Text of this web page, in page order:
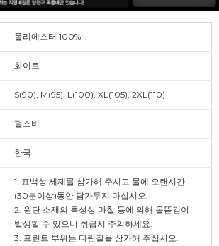
폴리에스터 100%
화이트
S(90), M(95), L(100), XL(105), 2XL(110)
펄스비
한국
1. 표백성 세제를 삼가해 주시고 물에 오랜시간
(30분이상)동안 담가두지 마십시오.
2. 원단 소재의 특성상 마찰 등에 의해 올뜯김이
발생할 수 있으니 취급시 주의하세요.
3. 프린트 부위는 다림질을 삼가해 주십시오.